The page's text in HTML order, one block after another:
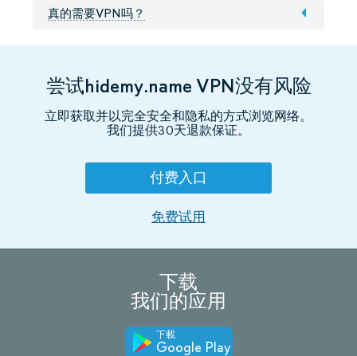
真的需要VPN吗？
尝试hidemy.name VPN没有风险
立即获取并以完全安全和隐私的方式浏览网络。
我们提供30天退款保证。
付费入口
免费试用
下载
我们的应用
下載
Google Play